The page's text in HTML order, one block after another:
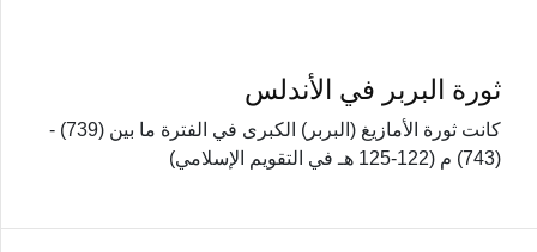
ثورة البربر في الأندلس
كانت ثورة الأمازيغ (البربر) الكبرى في الفترة ما بين (739) -
(743) م (122-125 هـ في التقويم الإسلامي)